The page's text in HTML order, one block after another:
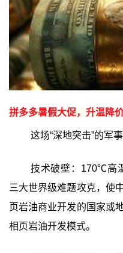
拼多多暑假大促，升温降
这场“深地突击”的军
技术破壁：170℃高
三大世界级难题攻克，使
页岩油商业开发的国家或
相页岩油开发模式。